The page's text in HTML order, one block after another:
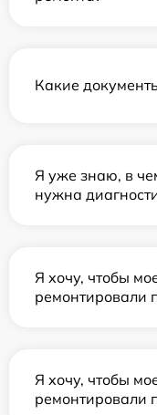
Какие
Я уже знаю, в
нужна
Я хочу, чтобы
ремонтировали
Я хочу, чтобы
ремонтировали